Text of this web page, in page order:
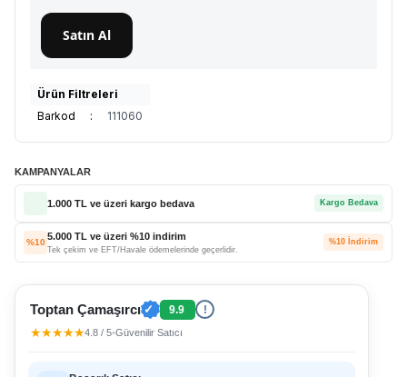
Satın Al
Ürün Filtreleri
Barkod
: 111060
KAMPANYALAR
1.000 TL ve üzeri kargo bedava Kargo Bedava
%10
5.000 TL ve üzeri %10 indirim
Tek çekim ve EFT/Havale ödemelerinde geçerlidir.
%10 İndirim
Toptan Çamaşırcı ✓ 9.9 !
★★★★★4.8 / 5•Güvenilir Satıcı